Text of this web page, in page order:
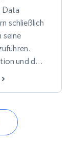
Data
schließlich
seine
und der